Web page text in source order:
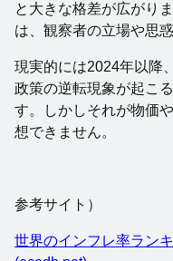
と大きな格差が広がり
は、観察者の立場や思
現実的には2024年以降
政策の逆転現象が起こ
す。しかしそれが物価
想できません。
参考サイト）
世界のインフレ率ラン